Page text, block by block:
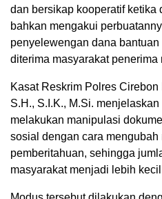
dan bersikap kooperatif ketika
bahkan mengakui
penyelewengan dana
diterima masyarakat penerima
Kasat Reskrim Polres Cirebon
S.H., S.I.K., M.Si.
melakukan manipulasi
sosial dengan cara
pemberitahuan, sehingga
masyarakat menjadi lebih